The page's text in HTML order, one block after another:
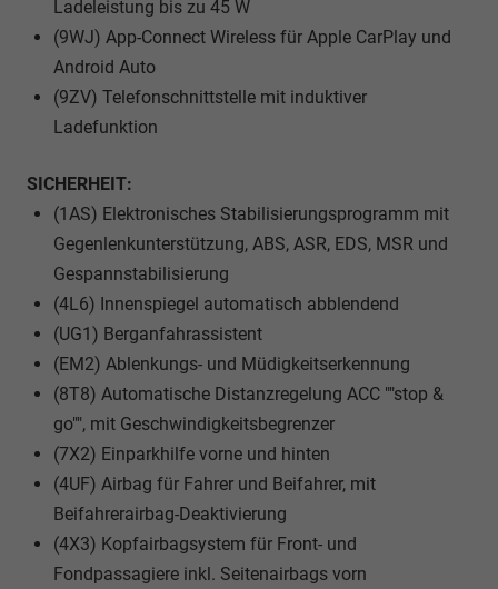
Ladeleistung bis zu 45 W
(9WJ) App-Connect Wireless für Apple CarPlay und
Android Auto
(9ZV) Telefonschnittstelle mit induktiver
Ladefunktion
SICHERHEIT:
(1AS) Elektronisches Stabilisierungsprogramm mit
Gegenlenkunterstützung, ABS, ASR, EDS, MSR und
Gespannstabilisierung
(4L6) Innenspiegel automatisch abblendend
(UG1) Berganfahrassistent
(EM2) Ablenkungs- und Müdigkeitserkennung
(8T8) Automatische Distanzregelung ACC ""stop &
go"", mit Geschwindigkeitsbegrenzer
(7X2) Einparkhilfe vorne und hinten
(4UF) Airbag für Fahrer und Beifahrer, mit
Beifahrerairbag-Deaktivierung
(4X3) Kopfairbagsystem für Front- und
Fondpassagiere inkl. Seitenairbags vorn